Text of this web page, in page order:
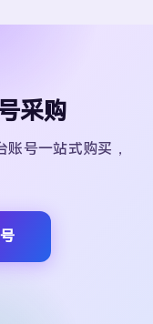
采购
号一站式购买，